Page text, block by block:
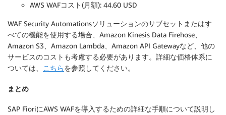
AWS WAFコスト(月額): 44.60 USD
WAF Security Automationsソリューションのサブセットまたはす
べての機能を使用する場合、Amazon Kinesis Data Firehose、
Amazon S3、Amazon Lambda、Amazon API Gatewayなど、他の
サービスのコストも考慮する必要があります。詳細な価格体系に
ついては、
こちらを参照してください。
まとめ
SAP FioriにAWS WAFを導入するための詳細な手順について説明し